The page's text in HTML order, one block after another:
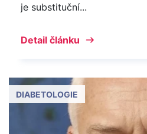
je substituční...
Detail článku
DIABETOLOGIE